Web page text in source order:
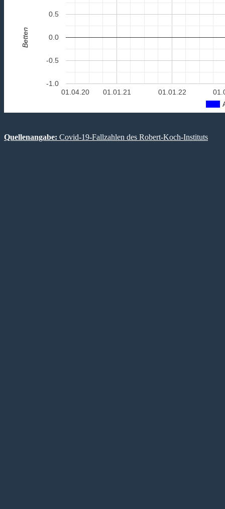
01.01.21 01.01.22
01.04.20
-1.0
-0.5
0.0
0.5
Betten
Quellenangabe: Covid-19-Fallzahlen des Robert-Koch-Instituts